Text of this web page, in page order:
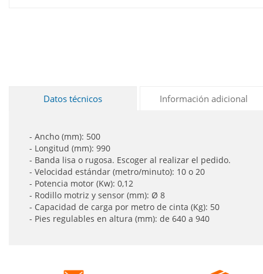
Datos técnicos Información adicional
- Ancho (mm): 500
- Longitud (mm): 990
- Banda lisa o rugosa. Escoger al realizar el pedido.
- Velocidad estándar (metro/minuto): 10 o 20
- Potencia motor (Kw): 0,12
- Rodillo motriz y sensor (mm): Ø 8
- Capacidad de carga por metro de cinta (Kg): 50
- Pies regulables en altura (mm): de 640 a 940